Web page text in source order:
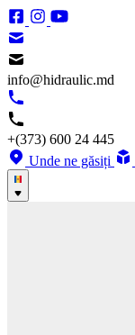
info@hidraulic.md
+(373) 600 24 445
Unde ne găsiți